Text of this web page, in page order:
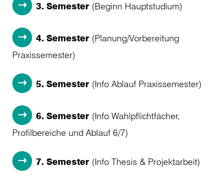
3. Semester (Beginn Hauptstudium)
4. Semester (Planung/Vorbereitung
Praxissemester)
5. Semester (Info Ablauf Praxissemester)
6. Semester (Info Wahlpflichtfächer,
Profilbereiche und Ablauf 6/7)
7. Semester (Info Thesis & Projektarbeit)